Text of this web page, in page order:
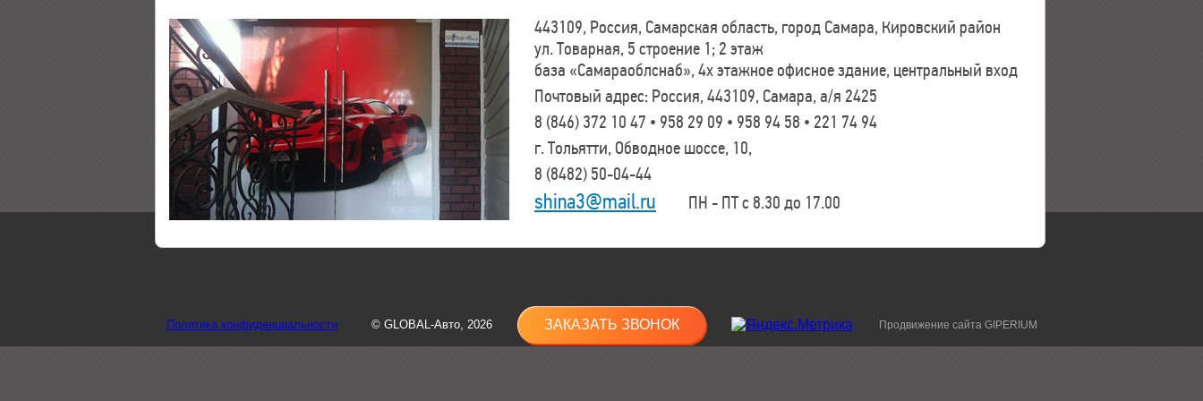
443109, Россия, Самарская область, город Самара, Кировский район
ул. Товарная, 5 строение 1; 2 этаж
база «Самараоблснаб», 4х этажное офисное здание, центральный вход
Почтовый адрес: Россия, 443109, Самара, а/я 2425
8 (846) 372 10 47 • 958 29 09 • 958 94 58 • 221 74 94
г. Тольятти, Обводное шоссе, 10,
8 (8482) 50-04-44
shina3@mail.ru ПН - ПТ с 8.30 до 17.00
Политика конфиденциальности © GLOBAL-Авто, 2026 ЗАКАЗАТЬ ЗВОНОК Продвижение сайта GIPERIUM